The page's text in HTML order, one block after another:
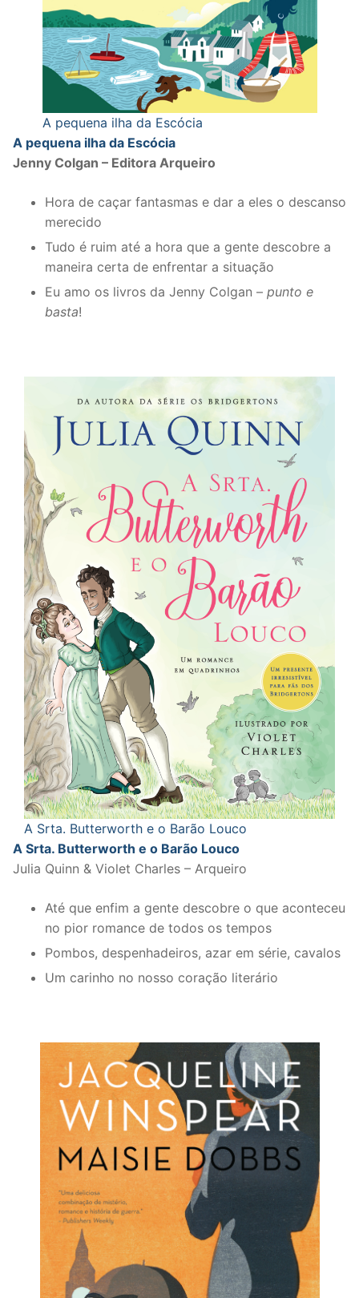
A pequena ilha da Escócia
A pequena ilha da Escócia
Jenny Colgan – Editora Arqueiro
Hora de caçar fantasmas e dar a eles o descanso
merecido
Tudo é ruim até a hora que a gente descobre a
maneira certa de enfrentar a situação
Eu amo os livros da Jenny Colgan – punto e
basta!
A Srta. Butterworth e o Barão Louco
A Srta. Butterworth e o Barão Louco
Julia Quinn & Violet Charles – Arqueiro
Até que enfim a gente descobre o que aconteceu
no pior romance de todos os tempos
Pombos, despenhadeiros, azar em série, cavalos
Um carinho no nosso coração literário